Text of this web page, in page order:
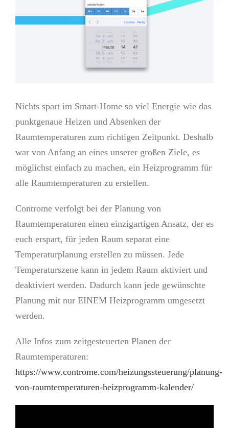
Nichts spart im Smart-Home so viel Energie wie das
punktgenaue Heizen und Absenken der
Raumtemperaturen zum richtigen Zeitpunkt. Deshalb
war von Anfang an eines unserer großen Ziele, es
möglichst einfach zu machen, ein Heizprogramm für
alle Raumtemperaturen zu erstellen.
Controme verfolgt bei der Planung von
Raumtemperaturen einen einzigartigen Ansatz, der es
euch erspart, für jeden Raum separat eine
Temperaturplanung erstellen zu müssen. Jede
Temperaturszene kann in jedem Raum aktiviert und
deaktiviert werden. Dadurch kann jede gewünschte
Planung mit nur EINEM Heizprogramm umgesetzt
werden.
Alle Infos zum zeitgesteuerten Planen der
Raumtemperaturen:
https://www.controme.com/heizungssteuerung/planung-
von-raumtemperaturen-heizprogramm-kalender/